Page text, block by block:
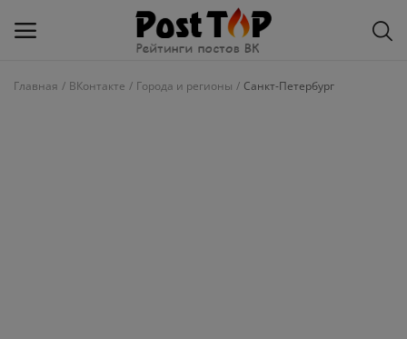
Главная ВКонтакте Города и регионы Санкт-Петербург